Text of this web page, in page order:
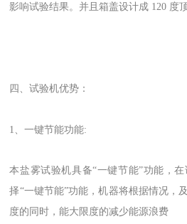
影响试验结果。并且箱盖设计成 120 度
四、试验机优势：
1、一键节能功能:
本盐雾试验机具备“一键节能”功能，
择“一键节能”功能，机器将根据情况，
度的同时，能大限度的减少能源浪费